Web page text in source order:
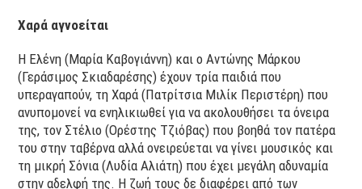
Χαρά αγνοείται
Η Ελένη (Μαρία Καβογιάννη) και ο Αντώνης Μάρκου
(Γεράσιμος Σκιαδαρέσης) έχουν τρία παιδιά που
υπεραγαπούν, τη Χαρά (Πατρίτσια Μιλίκ Περιστέρη) που
ανυπομονεί να ενηλικιωθεί για να ακολουθήσει τα όνειρα
της, τον Στέλιο (Ορέστης Τζιόβας) που βοηθά τον πατέρα
του στην ταβέρνα αλλά ονειρεύεται να γίνει μουσικός και
τη μικρή Σόνια (Λυδία Αλιάτη) που έχει μεγάλη αδυναμία
στην αδελφή της. Η ζωή τους δε διαφέρει από των